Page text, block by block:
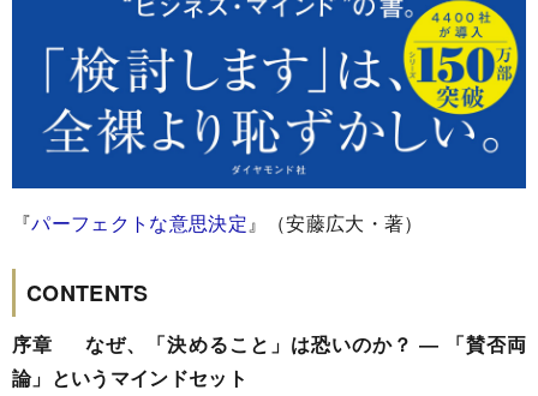
『パーフェクトな意思決定』（安藤広大・著）
CONTENTS
序章 なぜ、「決めること」は恐いのか？ ― 「賛否両
論」というマインドセット